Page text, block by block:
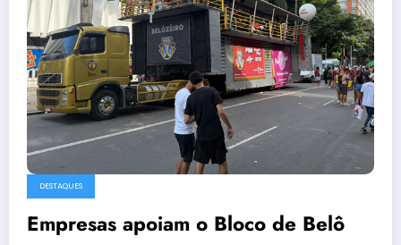
DESTAQUES
Empresas apoiam o Bloco de Belô